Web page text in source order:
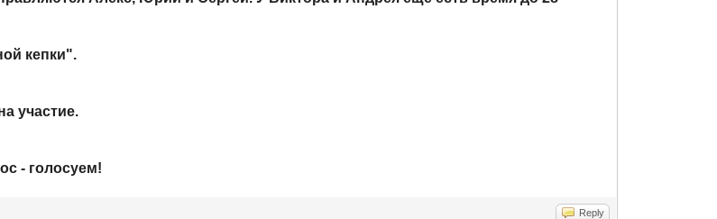
кепки".
участие.
- голосуем!
Reply